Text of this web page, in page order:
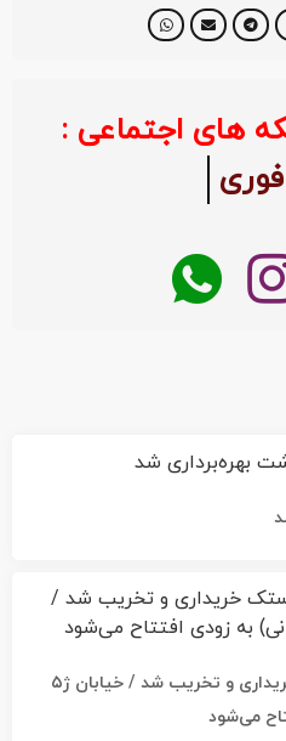
های اجتماعی :
۳ باب مغازه محدوده پستک خریداری و تخریب شد / خیابان ژ۵
می‌شود